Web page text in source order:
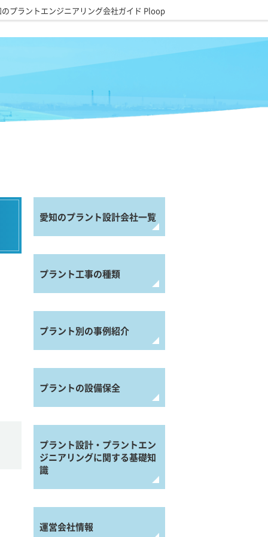
プラントエンジニアリング会社ガイド Ploop
愛知のプラント設計会社一覧
プラント工事の種類
プラント別の事例紹介
プラントの設備保全
プラント設計・プラントエン
ジニアリングに関する基礎知
識
運営会社情報